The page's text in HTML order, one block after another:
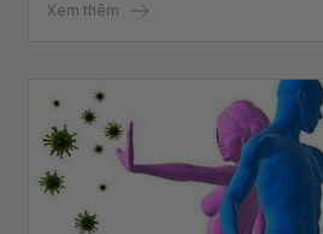
Xem thêm